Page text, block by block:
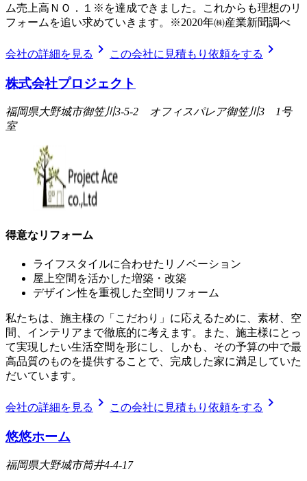
ム売上高ＮＯ．１※を達成できました。これからも理想のリ
フォームを追い求めていきます。※2020年㈱産業新聞調べ
会社の詳細を見る chevron_right この会社に見積もり依頼をする chevron_right
株式会社プロジェクト
福岡県大野城市御笠川3-5-2 オフィスパレア御笠川3 1号
室
得意なリフォーム
ライフスタイルに合わせたリノベーション
屋上空間を活かした増築・改築
デザイン性を重視した空間リフォーム
私たちは、施主様の「こだわり」に応えるために、素材、空
間、インテリアまで徹底的に考えます。また、施主様にとっ
て実現したい生活空間を形にし、しかも、その予算の中で最
高品質のものを提供することで、完成した家に満足していた
だいています。
会社の詳細を見る chevron_right この会社に見積もり依頼をする chevron_right
悠悠ホーム
福岡県大野城市筒井4-4-17